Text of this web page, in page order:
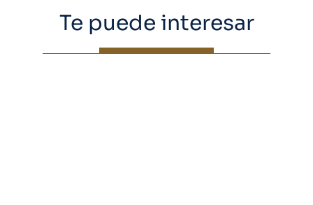
Te puede interesar